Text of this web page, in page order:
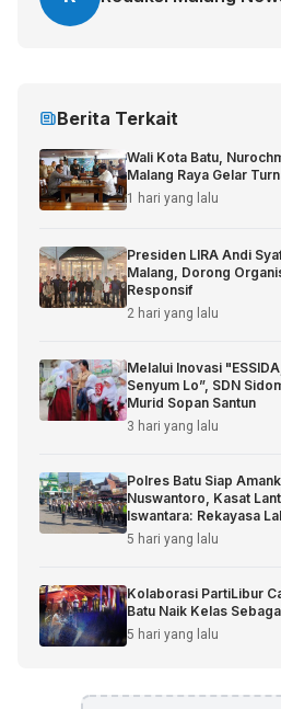
Berita Terkait
Wali Kota Batu,
Malang Raya Gelar
1 hari yang lalu
Presiden LIRA Andi
Malang, Dorong
Responsif
2 hari yang lalu
Melalui Inovasi
Senyum Lo”, SDN
Murid Sopan Santun
3 hari yang lalu
Polres Batu Siap
Nuswantoro, Kasat
Iswantara: Rekayasa
5 hari yang lalu
Kolaborasi PartiLibur
Batu Naik Kelas
5 hari yang lalu